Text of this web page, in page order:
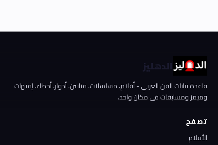
الدهليز
قاعدة بيانات الفن العربي - أفلام، مسلسلات، فنانين، أدوار، أخطاء، إفيهات
وميمز ومسابقات في مكان واحد.
تصفح
الأفلام